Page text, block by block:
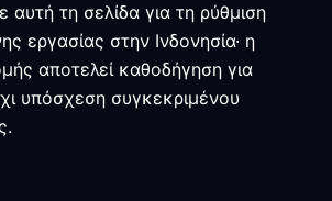
αυτή τη σελίδα για τη ρύθμιση
εργασίας στην Ινδονησία· η
αποτελεί καθοδήγηση για
υπόσχεση συγκεκριμένου